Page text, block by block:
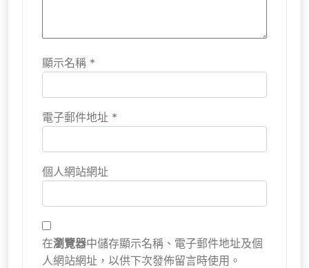
顯示名稱 *
電子郵件地址 *
個人網站網址
在瀏覽器中儲存顯示名稱、電子郵件地址及個
人網站網址，以供下次發佈留言時使用。